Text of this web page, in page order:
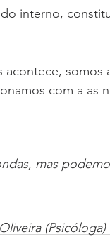
interno,
com a as
mas
(Psicóloga)